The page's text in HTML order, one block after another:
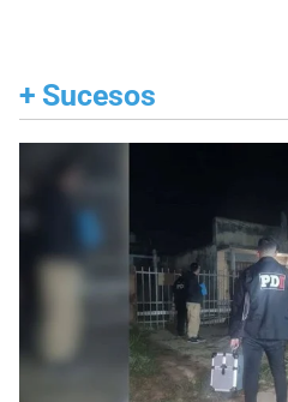
+ Sucesos